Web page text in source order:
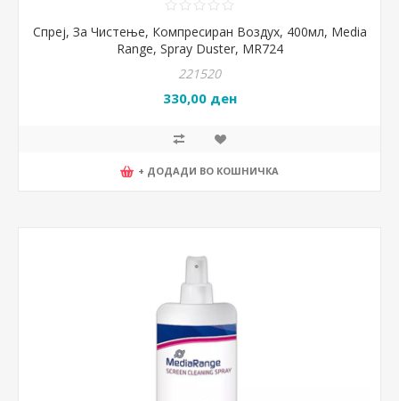
Спреј, За Чистење, Компресиран Воздух, 400мл, Media
Range, Spray Duster, MR724
221520
330,00 ден
+ ДОДАДИ ВО КОШНИЧКА